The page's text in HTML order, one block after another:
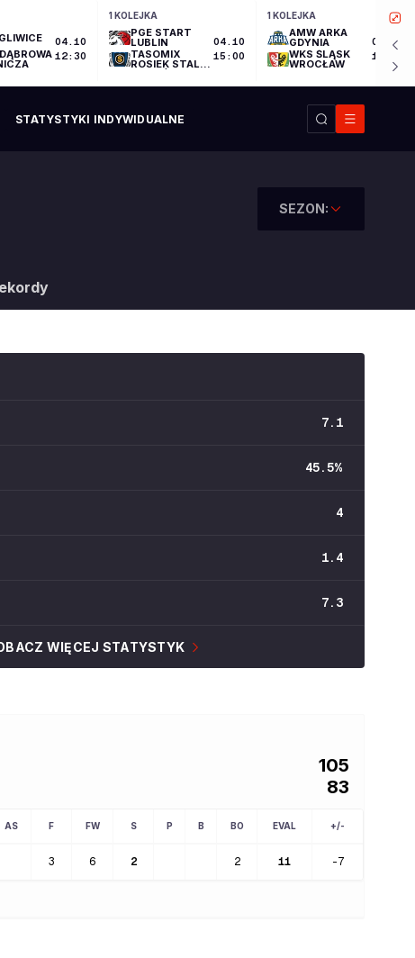
04.10
12:30
1 KOLEJKA
PGE START
LUBLIN
TASOMIX
ROSIEK STAL
WIELKOPOLSKI
04.10
15:00
1 KOLEJKA
AMW ARKA
GDYNIA
WKS ŚLĄSK
WROCŁAW
04.10
17:30
STATYSTYKI INDYWIDUALNE
SEZON:
7.1
45.5%
4
1.4
7.3
WIĘCEJ STATYSTYK
105
83
AS F FW S P B BO EVAL
+/-
3 6 2 2 11 -7